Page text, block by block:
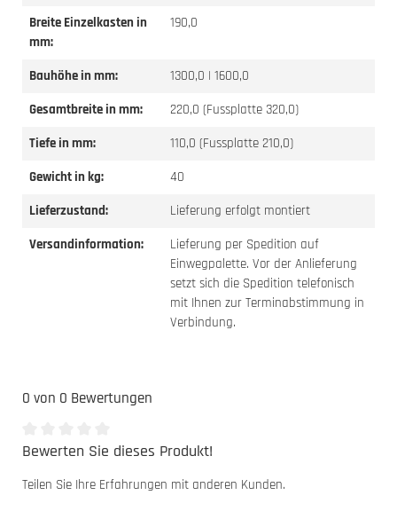
Breite Einzelkasten in
mm:
190,0
Bauhöhe in mm:
1300,0 | 1600,0
Gesamtbreite in mm:
220,0 (Fussplatte 320,0)
Tiefe in mm:
110,0 (Fussplatte 210,0)
Gewicht in kg:
40
Lieferzustand:
Lieferung erfolgt montiert
Versandinformation:
Lieferung per Spedition auf
Einwegpalette. Vor der Anlieferung
setzt sich die Spedition telefonisch
mit Ihnen zur Terminabstimmung in
Verbindung.
0 von 0 Bewertungen
Durchschnittliche Bewertung von 0 von 5 Sternen
Bewerten Sie dieses Produkt!
Teilen Sie Ihre Erfahrungen mit anderen Kunden.